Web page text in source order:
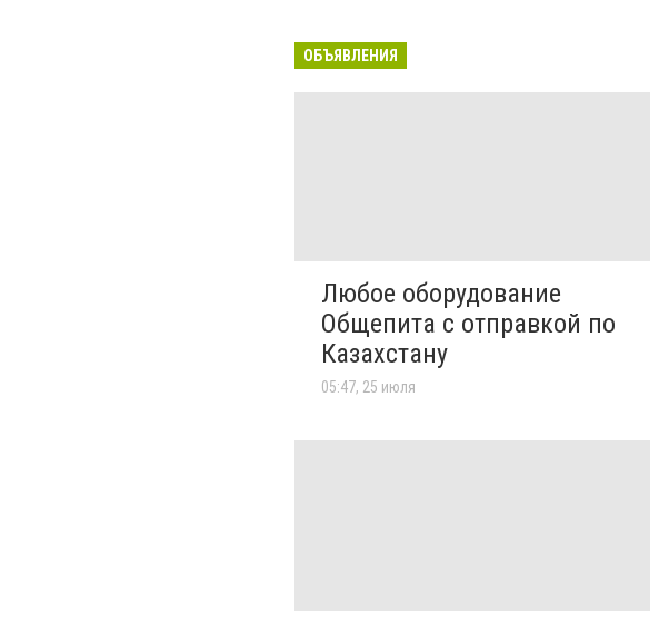
ОБЪЯВЛЕНИЯ
Любое оборудование
Общепита с отправкой по
Казахстану
05:47, 25 июля